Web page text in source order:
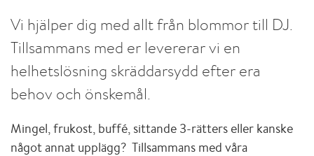
Vi hjälper dig med allt från blommor till DJ.
Tillsammans med er levererar vi en
helhetslösning skräddarsydd efter era
behov och önskemål.
Mingel, frukost, buffé, sittande 3-rätters eller kanske
något annat upplägg? Tillsammans med våra